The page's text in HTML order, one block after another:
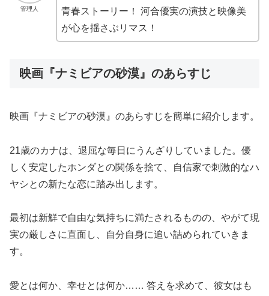
管理人
青春ストーリー！ 河合優実の演技と映像美
が心を揺さぶリマス！
映画『ナミビアの砂漠』のあらすじ
映画『ナミビアの砂漠』のあらすじを簡単に紹介します。
21歳のカナは、退屈な毎日にうんざりしていました。優
しく安定したホンダとの関係を捨て、自信家で刺激的なハ
ヤシとの新たな恋に踏み出します。
最初は新鮮で自由な気持ちに満たされるものの、やがて現
実の厳しさに直面し、自分自身に追い詰められていきま
す。
愛とは何か、幸せとは何か…… 答えを求めて、彼女はも